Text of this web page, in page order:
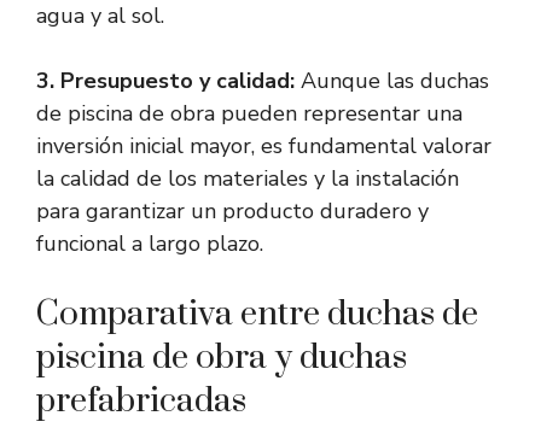
agua y al sol.
3. Presupuesto y calidad: Aunque las duchas
de piscina de obra pueden representar una
inversión inicial mayor, es fundamental valorar
la calidad de los materiales y la instalación
para garantizar un producto duradero y
funcional a largo plazo.
Comparativa entre duchas de
piscina de obra y duchas
prefabricadas